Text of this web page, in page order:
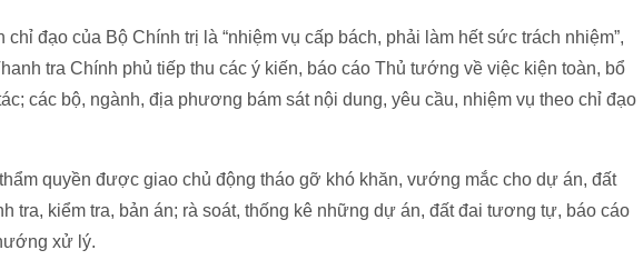
đạo của Bộ Chính trị là “nhiệm vụ cấp bách, phải làm hết sức trách nhiệm”,
tra Chính phủ tiếp thu các ý kiến, báo cáo Thủ tướng về việc kiện toàn, bổ
các bộ, ngành, địa phương bám sát nội dung, yêu cầu, nhiệm vụ theo chỉ đạo
quyền được giao chủ động tháo gỡ khó khăn, vướng mắc cho dự án, đất
tra, kiểm tra, bản án; rà soát, thống kê những dự án, đất đai tương tự, báo cáo
xử lý.